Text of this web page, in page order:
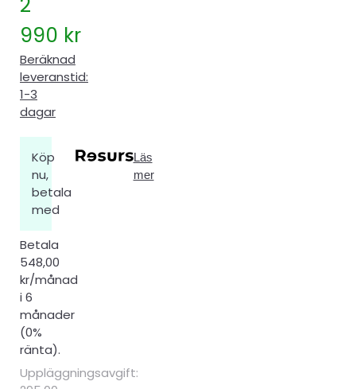
990 kr
Beräknad
leveranstid:
1-3
dagar
Köp
nu,
betala
med
Läs
mer
Betala
548,00
kr/månad
i 6
månader
(0%
ränta).
Uppläggningsavgift: